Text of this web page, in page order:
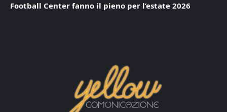
Football Center fanno il pieno per l’estate 2026